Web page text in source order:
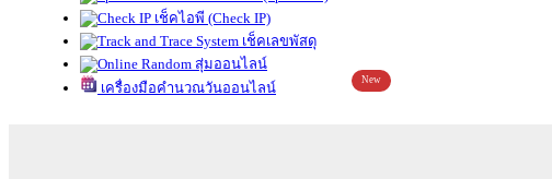
เช็คไอพี (Check IP)
เช็คเลขพัสดุ
สุ่มออนไลน์
เครื่องมือคำนวณวันออนไลน์
New